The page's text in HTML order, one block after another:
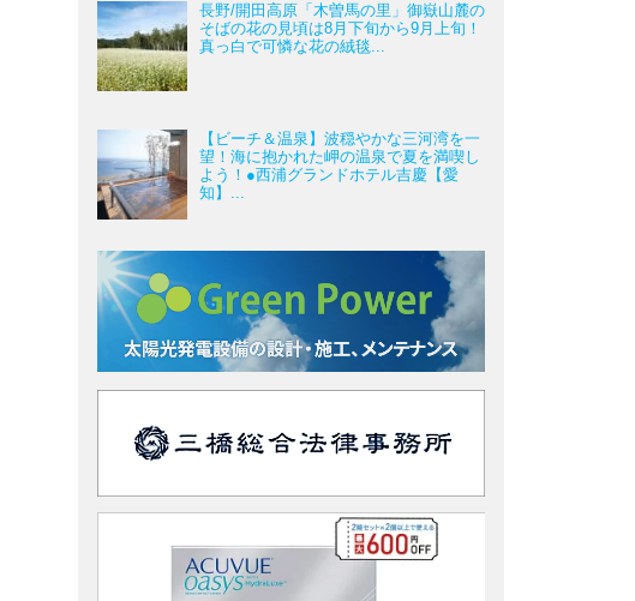
長野/開田高原「木曽馬の里」御嶽山麓の
そばの花の見頃は8月下旬から9月上旬！
真っ白で可憐な花の絨毯...
【ビーチ＆温泉】波穏やかな三河湾を一
望！海に抱かれた岬の温泉で夏を満喫し
よう！●西浦グランドホテル吉慶【愛
知】...